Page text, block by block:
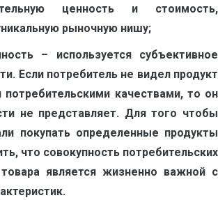
ценность и стоимость,
рыночную нишу;
– используется субъективное
Если потребитель не видел продукт
качествами, то он
не представляет. Для того чтобы
покупать определенные продукты
что совокупность потребительских
является жизненно важной с